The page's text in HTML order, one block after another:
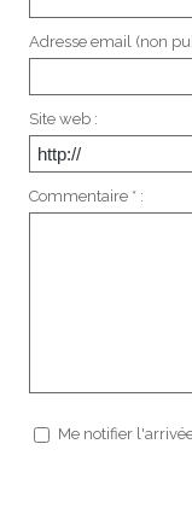
Adresse email (non
Site web :
Commentaire * :
Me notifier